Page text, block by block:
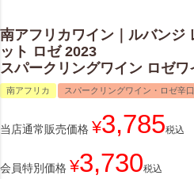
南アフリカワイン｜ルバンジ
ット ロゼ 2023
スパークリングワイン ロゼワ
南アフリカ スパークリングワイン・ロゼ辛口
当店通常販売価格 ¥3,785税込
会員特別価格 ¥3,730税込